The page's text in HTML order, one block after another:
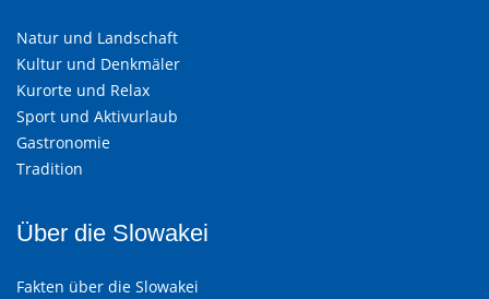
Natur und Landschaft
Kultur und Denkmäler
Kurorte und Relax
Sport und Aktivurlaub
Gastronomie
Tradition
Über die Slowakei
Fakten über die Slowakei